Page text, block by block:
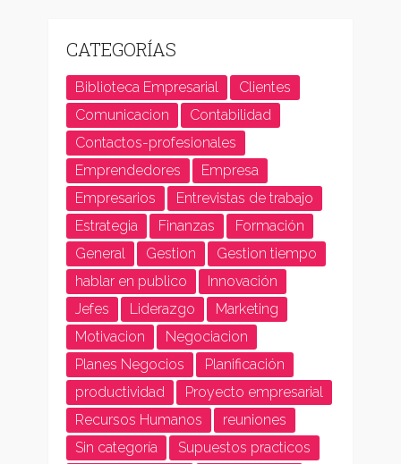
CATEGORÍAS
Biblioteca Empresarial
Clientes
Comunicacion
Contabilidad
Contactos-profesionales
Emprendedores
Empresa
Empresarios
Entrevistas de trabajo
Estrategia
Finanzas
Formación
General
Gestion
Gestion tiempo
hablar en publico
Innovación
Jefes
Liderazgo
Marketing
Motivacion
Negociacion
Planes Negocios
Planificación
productividad
Proyecto empresarial
Recursos Humanos
reuniones
Sin categoría
Supuestos practicos